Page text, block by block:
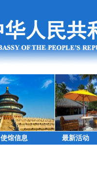
使馆信息 最新活动